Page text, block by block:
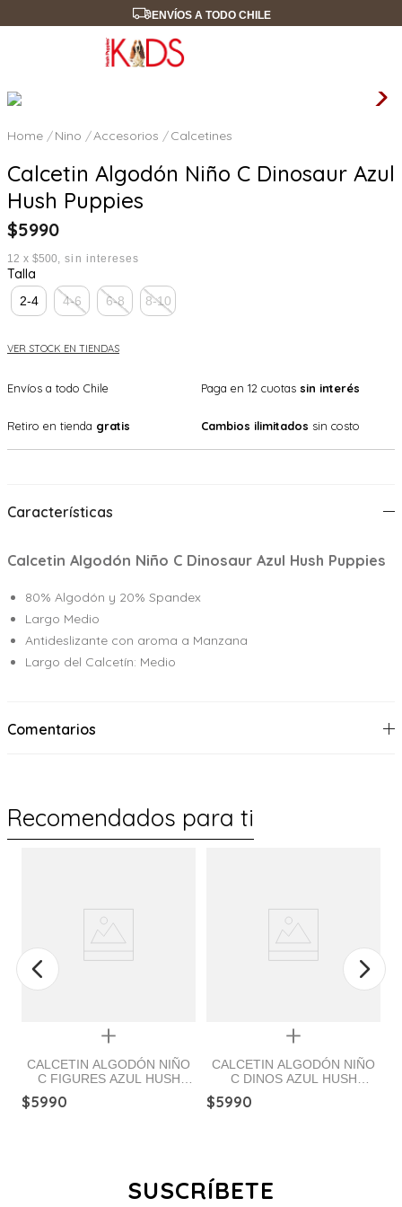
ENVÍOS A TODO CHILE
Nino Accesorios Calcetines
Calcetin Algodón Niño C Dinosaur Azul
Hush Puppies
$5990
12 x $500 sin intereses
Talla
2-4 4-6 6-8 8-10
VER STOCK EN TIENDAS
Envíos a todo Chile Paga en 12 cuotas sin interés
Retiro en tienda gratis Cambios ilimitados sin costo
Características
Calcetin Algodón Niño C Dinosaur Azul Hush Puppies
80% Algodón y 20% Spandex
Largo Medio
Antideslizante con aroma a Manzana
Largo del Calcetín: Medio
Comentarios
Recomendados para ti
Quickview
CALCETIN ALGODÓN NIÑO
C FIGURES AZUL HUSH
$5990
Quickview
CALCETIN ALGODÓN NIÑO
C DINOS AZUL HUSH
$5990
SUSCRÍBETE